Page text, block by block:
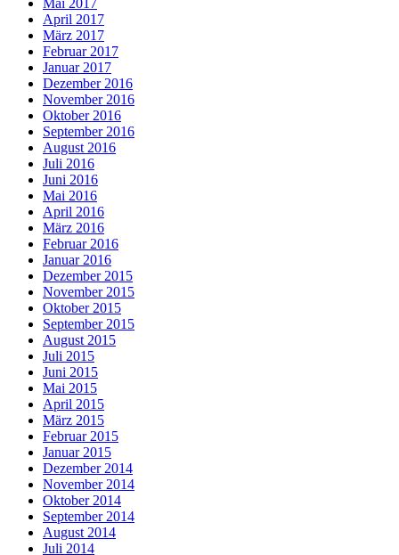
Mai 2017
April 2017
März 2017
Februar 2017
Januar 2017
Dezember 2016
November 2016
Oktober 2016
September 2016
August 2016
Juli 2016
Juni 2016
Mai 2016
April 2016
März 2016
Februar 2016
Januar 2016
Dezember 2015
November 2015
Oktober 2015
September 2015
August 2015
Juli 2015
Juni 2015
Mai 2015
April 2015
März 2015
Februar 2015
Januar 2015
Dezember 2014
November 2014
Oktober 2014
September 2014
August 2014
Juli 2014